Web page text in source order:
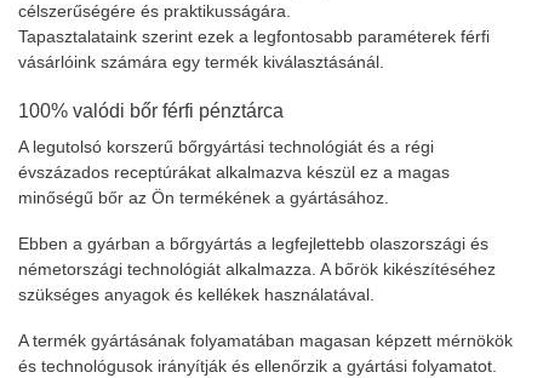
célszerűségére és praktikusságára.
Tapasztalataink szerint ezek a legfontosabb paraméterek férfi
vásárlóink számára egy termék kiválasztásánál.
100% valódi bőr férfi pénztárca
A legutolsó korszerű bőrgyártási technológiát és a régi
évszázados receptúrákat alkalmazva készül ez a magas
minőségű bőr az Ön termékének a gyártásához.
Ebben a gyárban a bőrgyártás a legfejlettebb olaszországi és
németországi technológiát alkalmazza. A bőrök kikészítéséhez
szükséges anyagok és kellékek használatával.
A termék gyártásának folyamatában magasan képzett mérnökök
és technológusok irányítják és ellenőrzik a gyártási folyamatot.